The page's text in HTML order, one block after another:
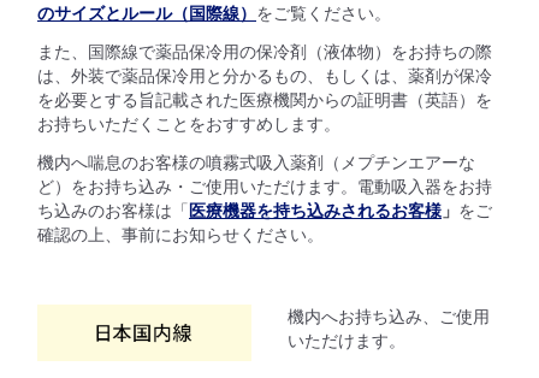
のサイズとルール（国際線） をご覧ください。
また、国際線で薬品保冷用の保冷剤（液体物）をお持ちの際
は、外装で薬品保冷用と分かるもの、もしくは、薬剤が保冷
を必要とする旨記載された医療機関からの証明書（英語）を
お持ちいただくことをおすすめします。
機内へ喘息のお客様の噴霧式吸入薬剤（メプチンエアーな
ど）をお持ち込み・ご使用いただけます。電動吸入器をお持
ち込みのお客様は「 医療機器を持ち込みされるお客様 」 をご
確認の上、事前にお知らせください。
機内へお持ち込み、ご使用
いただけます。